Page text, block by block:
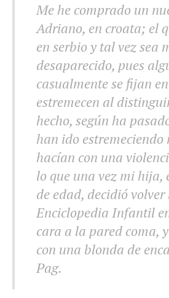
Me he comprado un
Adriano, en croata; el
en serbio y tal vez sea
desaparecido, pues
casualmente se fijan
estremecen al
hecho, según ha
han ido estremeciendo
hacían con una
lo que una vez mi hija,
de edad, decidió volver
Enciclopedia Infantil
cara a la pared coma,
con una blonda de
Pag.